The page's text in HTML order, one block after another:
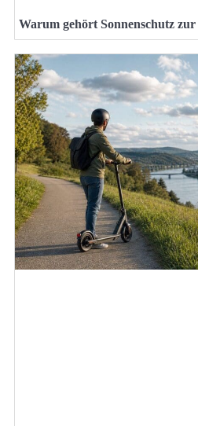
Warum gehört Sonnenschutz zur